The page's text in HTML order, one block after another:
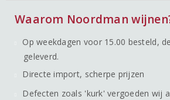
Waarom Noordman
Op weekdagen voor 15.00 besteld,
geleverd.
Directe import, scherpe prijzen
Defecten zoals 'kurk' vergoeden wij